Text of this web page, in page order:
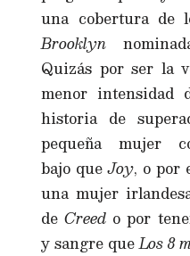
una cobertura de
Brooklyn
Quizás por ser la
menor intensidad
historia de
pequeña mujer
bajo queJoy, o por
una mujer
deCreed o por
y sangre queLos 8